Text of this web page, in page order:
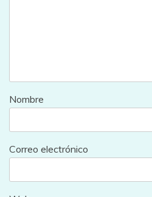
Nombre
Correo electrónico